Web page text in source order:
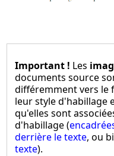
Important ! Les
documents source
différemment vers le
leur style d'habillage
qu'elles sont
d'habillage (
derrière le texte, ou
texte).